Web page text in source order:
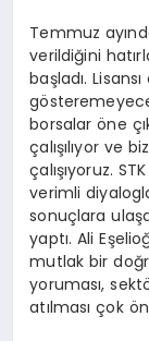
Temmuz
verildiğini
başladı.
borsalar öne
çalışılıyor ve
çalışıyoruz.
verimli
sonuçlara
yaptı. Ali
mutlak bir
yoruması,
atılması çok